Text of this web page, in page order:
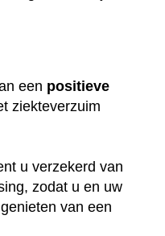
een positieve
ziekteverzuim
u verzekerd van
zodat u en uw
van een